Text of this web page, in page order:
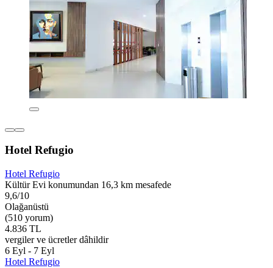
Hotel Refugio
Hotel Refugio
Kültür Evi konumundan 16,3 km mesafede
9,6/10
Olağanüstü
(510 yorum)
4.836 TL
vergiler ve ücretler dâhildir
6 Eyl - 7 Eyl
Hotel Refugio